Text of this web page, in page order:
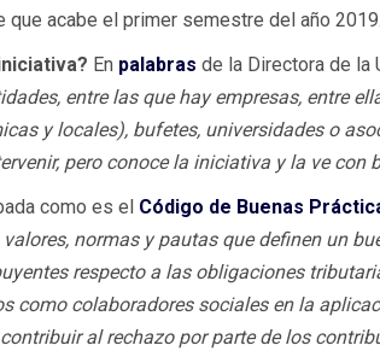
acabe el primer semestre del año 2019.
En palabras de la Directora de la
entre las que hay empresas, entre
y locales), bufetes, universidades o
pero conoce la iniciativa y la ve con
como es el Código de Buenas
normas y pautas que definen un
respecto a las obligaciones
como colaboradores sociales en la
al rechazo por parte de los